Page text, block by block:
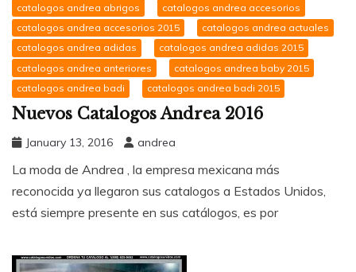
catalogos andrea abrigos
catalogos andrea accesorios
catalogos andrea accesorios 2015
catalogos andrea actuales
catalogos andrea adidas
catalogos andrea adidas 2015
catalogos andrea anteriores
catalogos andrea baby 2015
catalogos andrea badi
catalogos andrea badi 2015
Nuevos Catalogos Andrea 2016
January 13, 2016 andrea
La moda de Andrea , la empresa mexicana más
reconocida ya llegaron sus catalogos a Estados Unidos,
está siempre presente en sus catálogos, es por